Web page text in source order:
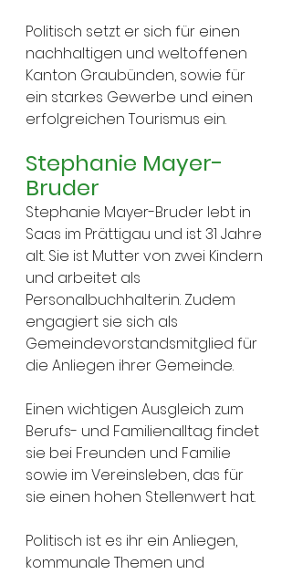
Politisch setzt er sich für einen
nachhaltigen und weltoffenen
Kanton Graubünden, sowie für
ein starkes Gewerbe und einen
erfolgreichen Tourismus ein.
Stephanie Mayer-
Bruder
Stephanie Mayer-Bruder lebt in
Saas im Prättigau und ist 31 Jahre
alt. Sie ist Mutter von zwei Kindern
und arbeitet als
Personalbuchhalterin. Zudem
engagiert sie sich als
Gemeindevorstandsmitglied für
die Anliegen ihrer Gemeinde.
Einen wichtigen Ausgleich zum
Berufs- und Familienalltag findet
sie bei Freunden und Familie
sowie im Vereinsleben, das für
sie einen hohen Stellenwert hat.
Politisch ist es ihr ein Anliegen,
kommunale Themen und